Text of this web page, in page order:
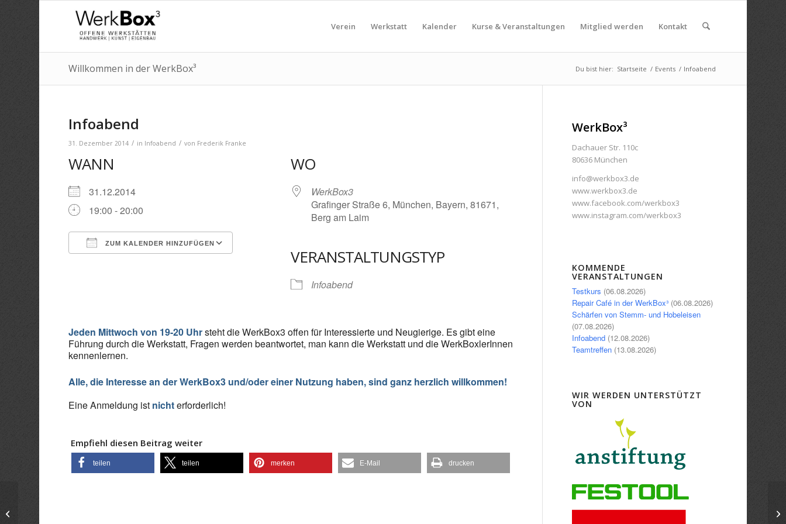
Verein Werkstatt Kalender Kurse & Veranstaltungen Mitglied werden Kontakt
Willkommen in der WerkBox³ Du bist hier: Startseite / Events / Infoabend
Infoabend
31. Dezember 2014 / in Infoabend / von Frederik Franke
WANN
31.12.2014
19:00 - 20:00
ZUM KALENDER HINZUFÜGEN
Google Kalender iCalendar Office 365
WO
WerkBox3
Grafinger Straße 6, München, Bayern, 81671,
Berg am Laim
VERANSTALTUNGSTYP
Infoabend
Jeden Mittwoch von 19-20 Uhrsteht die WerkBox3 offen für Interessierte und Neugierige. Es gibt eine
Führung durch die Werkstatt, Fragen werden beantwortet, man kann die Werkstatt und die WerkBoxlerInnen
kennenlernen.
Alle, die Interesse an der WerkBox3 und/oder einer Nutzung haben, sind ganz herzlich willkommen!
Eine Anmeldung ist nichterforderlich!
Empfiehl diesen Beitrag weiter
teilen teilen merken E-Mail drucken
WerkBox³
Dachauer Str. 110c
80636 München
info@werkbox3.de
www.werkbox3.de
www.facebook.com/werkbox3
www.instagram.com/werkbox3
KOMMENDE
VERANSTALTUNGEN
Testkurs (06.08.2026)
Repair Café in der WerkBox³ (06.08.2026)
Schärfen von Stemm- und Hobeleisen
(07.08.2026)
Infoabend (12.08.2026)
Teamtreffen (13.08.2026)
WIR WERDEN UNTERSTÜTZT
VON